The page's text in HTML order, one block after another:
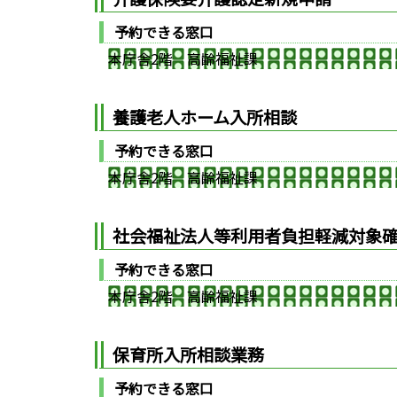
予約できる窓口
本庁舎2階 高齢福祉課
養護老人ホーム入所相談
予約できる窓口
本庁舎2階 高齢福祉課
社会福祉法人等利用者負担軽減対象
予約できる窓口
本庁舎2階 高齢福祉課
保育所入所相談業務
予約できる窓口